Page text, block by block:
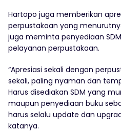
Hartopo juga memberikan
perpustakaan yang
juga meminta penyediaan
pelayanan perpustakaan.
“Apresiasi sekali dengan
sekali, paling nyaman dan
Harus disediakan SDM yang
maupun penyediaan buku
harus selalu update dan
katanya.